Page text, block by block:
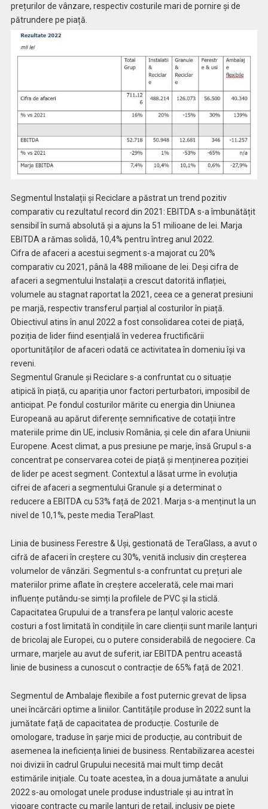
prețurilor de vânzare, respectiv costurile mari de pornire și de
pătrundere pe piață.
Segmentul Instalații și Reciclare a păstrat un trend pozitiv
comparativ cu rezultatul record din 2021: EBITDA s-a îmbunătățit
sensibil în sumă absolută și a ajuns la 51 milioane de lei. Marja
EBITDA a rămas solidă, 10,4% pentru întreg anul 2022.
Cifra de afaceri a acestui segment s-a majorat cu 20%
comparativ cu 2021, până la 488 milioane de lei. Deși cifra de
afaceri a segmentului Instalații a crescut datorită inflației,
volumele au stagnat raportat la 2021, ceea ce a generat presiuni
pe marjă, respectiv transferul parțial al costurilor în piață.
Obiectivul atins în anul 2022 a fost consolidarea cotei de piață,
poziția de lider fiind esențială în vederea fructificării
oportunităților de afaceri odată ce activitatea în domeniu își va
reveni.
Segmentul Granule și Reciclare s-a confruntat cu o situație
atipică în piață, cu apariția unor factori perturbatori, imposibil de
anticipat. Pe fondul costurilor mărite cu energia din Uniunea
Europeană au apărut diferențe semnificative de cotații între
materiile prime din UE, inclusiv România, și cele din afara Uniunii
Europene. Acest climat, a pus presiune pe marje, însă Grupul s-a
concentrat pe conservarea cotei de piață și menținerea poziției
de lider pe acest segment. Contextul a lăsat urme în evoluția
cifrei de afaceri a segmentului Granule și a determinat o
reducere a EBITDA cu 53% față de 2021. Marja s-a menținut la un
nivel de 10,1%, peste media TeraPlast.
Linia de business Ferestre & Uși, gestionată de TeraGlass, a avut o
cifră de afaceri în creștere cu 30%, venită inclusiv din creșterea
volumelor de vânzări. Segmentul s-a confruntat cu prețuri ale
materiilor prime aflate în creștere accelerată, cele mai mari
influențe putându-se simți la profilele de PVC și la sticlă.
Capacitatea Grupului de a transfera pe lanțul valoric aceste
costuri a fost limitată în condițiile în care clienții sunt marile lanțuri
de bricolaj ale Europei, cu o putere considerabilă de negociere. Ca
urmare, marjele au avut de suferit, iar EBITDA pentru această
linie de business a cunoscut o contracție de 65% față de 2021.
Segmentul de Ambalaje flexibile a fost puternic grevat de lipsa
unei încărcări optime a liniilor. Cantitățile produse în 2022 sunt la
jumătate față de capacitatea de producție. Costurile de
omologare, traduse în șarje mici de producție, au contribuit de
asemenea la ineficiența liniei de business. Rentabilizarea acestei
noi divizii în cadrul Grupului necesită mai mult timp decât
estimările inițiale. Cu toate acestea, în a doua jumătate a anului
2022 s-au omologat unele produse industriale și au intrat în
vigoare contracte cu marile lanțuri de retail, inclusiv pe piețe